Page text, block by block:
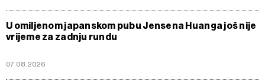
U omiljenom japanskom pubu Jensena Huanga još nije
vrijeme za zadnju rundu
07.08.2026